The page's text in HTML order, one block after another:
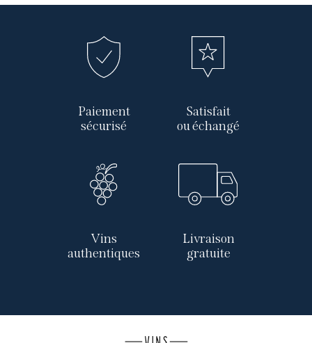
Paiement
sécurisé
Satisfait
ou échangé
Vins
authentiques
Livraison
gratuite